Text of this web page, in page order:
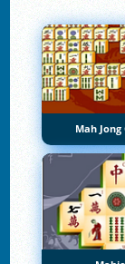
Mah